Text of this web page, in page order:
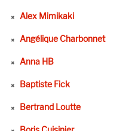
Alex Mimikaki
Angélique Charbonnet
Anna HB
Baptiste Fick
Bertrand Loutte